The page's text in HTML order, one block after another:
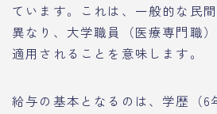
ています。これは、一般的な民
異なり、大学職員（医療専門職
適用されることを意味します。
給与の基本となるのは、学歴（6